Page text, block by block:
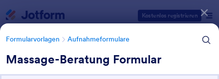
Kostenlos registrieren
Formularvorlagen Aufnahmeformulare
Massage-Beratung Formular
Formularvorlagen Kategorien